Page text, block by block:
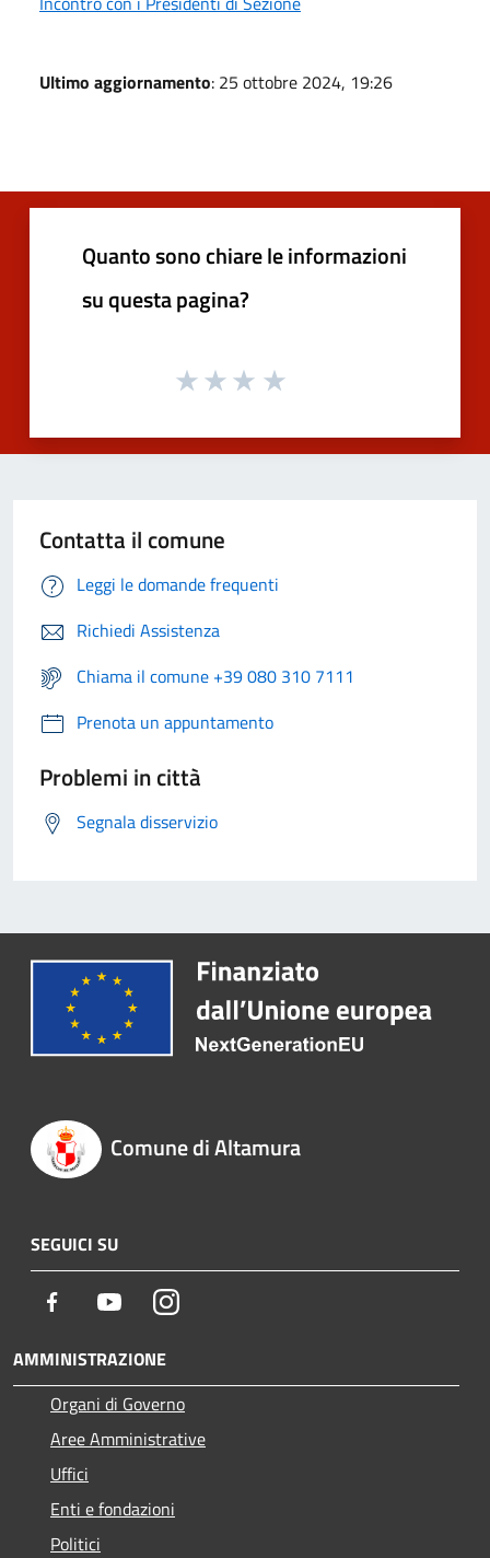
Ultimo aggiornamento: 25 ottobre 2024, 19:26
Quanto sono chiare le informazioni
su questa pagina?
Contatta il comune
Leggi le domande frequenti
Richiedi Assistenza
Chiama il comune +39 080 310 7111
Prenota un appuntamento
Problemi in città
Segnala disservizio
Comune di Altamura
SEGUICI SU
Facebook YoutubeInstagram
AMMINISTRAZIONE
Organi di Governo
Aree Amministrative
Uffici
Enti e fondazioni
Politici